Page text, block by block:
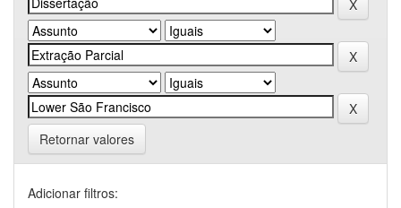
Retornar valores
Adicionar filtros: